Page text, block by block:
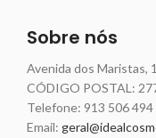
Sobre nós
Avenida dos Maristas,
CÓDIGO POSTAL:
Telefone: 913 506 494
Email: